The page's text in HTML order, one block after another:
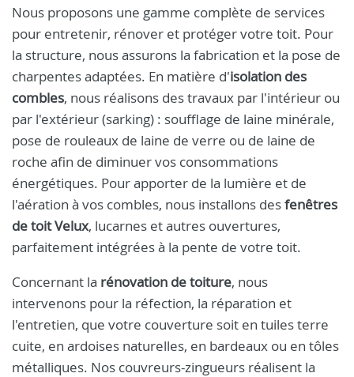
Nous proposons une gamme complète de services
pour entretenir, rénover et protéger votre toit. Pour
la structure, nous assurons la fabrication et la pose de
charpentes adaptées. En matière d'isolation des
combles, nous réalisons des travaux par l'intérieur ou
par l'extérieur (sarking) : soufflage de laine minérale,
pose de rouleaux de laine de verre ou de laine de
roche afin de diminuer vos consommations
énergétiques. Pour apporter de la lumière et de
l'aération à vos combles, nous installons desfenêtres
de toit Velux, lucarnes et autres ouvertures,
parfaitement intégrées à la pente de votre toit.
Concernant la rénovation de toiture, nous
intervenons pour la réfection, la réparation et
l'entretien, que votre couverture soit en tuiles terre
cuite, en ardoises naturelles, en bardeaux ou en tôles
métalliques. Nos couvreurs-zingueurs réalisent la